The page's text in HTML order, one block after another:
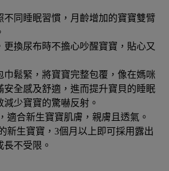
不同睡眠習慣，月齡增加的寶寶雙臂
更換尿布時不擔心吵醒寶寶，貼心又
巾鬆緊，將寶寶完整包覆，像在媽咪
安全感及舒適，進而提升寶貝的睡眠
減少寶寶的驚嚇反射。
適合新生寶寶肌膚，親膚且透氣。
新生寶寶，3個月以上即可採用露出
不受限。